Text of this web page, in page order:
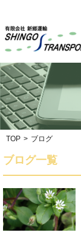
TOP > ブログ
ブログ一覧